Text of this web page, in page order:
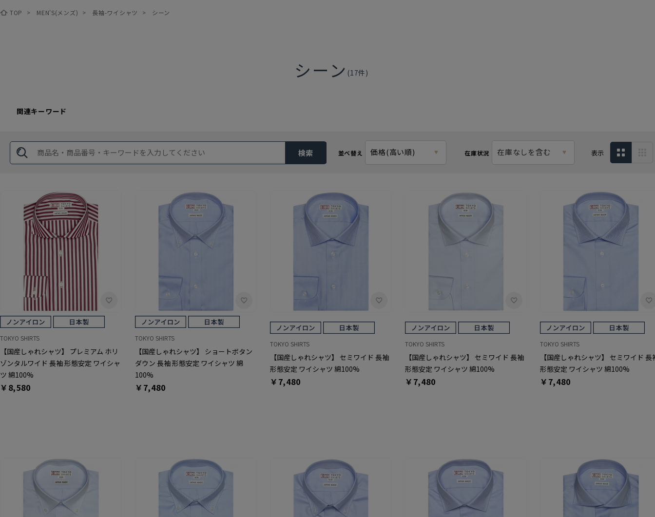
TOP > MEN'S(メンズ) > 長袖-ワイシャツ > シーン
シーン (17件)
関連キーワード
検索 並べ替え 価格(高い順) 在庫状況 在庫なしを含む 表示
TOKYO SHIRTS
【国産しゃれシャツ】 プレミアム ホリ
ゾンタルワイド 長袖 形態安定 ワイシャ
ツ 綿100%
￥8,580
TOKYO SHIRTS
【国産しゃれシャツ】 ショートボタン
ダウン 長袖 形態安定 ワイシャツ 綿
100%
￥7,480
TOKYO SHIRTS
【国産しゃれシャツ】 セミワイド 長袖
形態安定 ワイシャツ 綿100%
￥7,480
TOKYO SHIRTS
【国産しゃれシャツ】 セミワイド 長袖
形態安定 ワイシャツ 綿100%
￥7,480
TOKYO SHIRTS
【国産しゃれシャツ】 セミワイド 長
形態安定 ワイシャツ 綿100%
￥7,480